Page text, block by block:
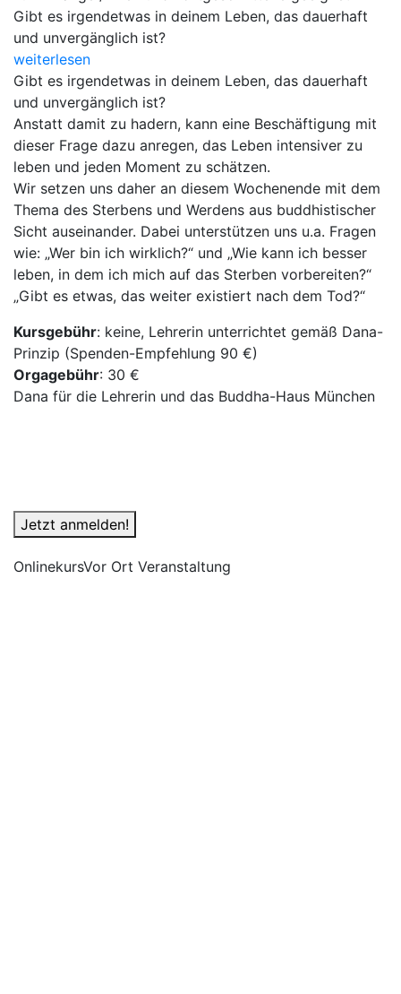
Gibt es irgendetwas in deinem Leben, das dauerhaft
und unvergänglich ist?
weiterlesen
Gibt es irgendetwas in deinem Leben, das dauerhaft
und unvergänglich ist?
Anstatt damit zu hadern, kann eine Beschäftigung mit
dieser Frage dazu anregen, das Leben intensiver zu
leben und jeden Moment zu schätzen.
Wir setzen uns daher an diesem Wochenende mit dem
Thema des Sterbens und Werdens aus buddhistischer
Sicht auseinander. Dabei unterstützen uns u.a. Fragen
wie: „Wer bin ich wirklich?“ und „Wie kann ich besser
leben, in dem ich mich auf das Sterben vorbereiten?“
„Gibt es etwas, das weiter existiert nach dem Tod?“
Kursgebühr: keine, Lehrerin unterrichtet gemäß Dana-
Prinzip (Spenden-Empfehlung 90 €)
Orgagebühr: 30 €
Dana für die Lehrerin und das Buddha-Haus München
Jetzt anmelden!
OnlinekursVor Ort Veranstaltung